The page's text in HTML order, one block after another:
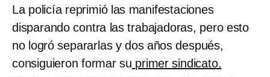
La policía reprimió las manifestaciones
disparando contra las trabajadoras, pero esto
no logró separarlas y dos años después,
consiguieron formar su primer sindicato.